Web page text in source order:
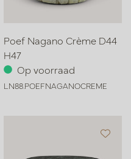
Poef Nagano Crème D44
H47
Op voorraad
LN88.POEFNAGANOCREME